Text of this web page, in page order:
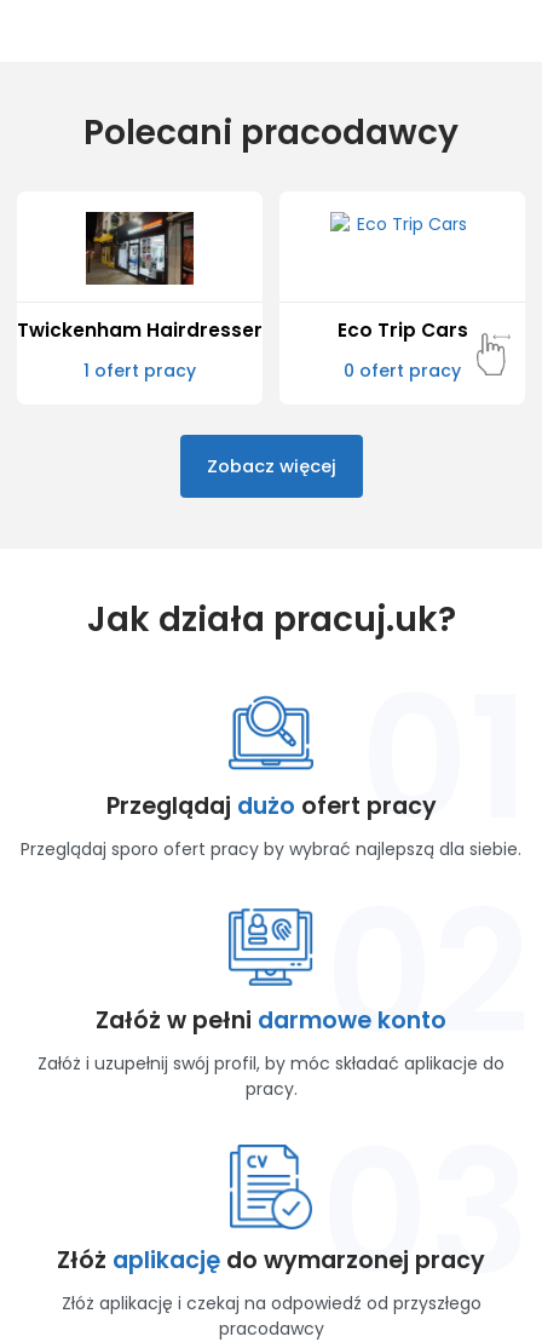
Polecani pracodawcy
Twickenham Hairdresser
1 ofert pracy
Eco Trip Cars
0 ofert pracy
Zobacz więcejPolecani pracodawcy
Jak działa pracuj.uk?
Przeglądaj dużo ofert pracy
Przeglądaj sporo ofert pracy by wybrać najlepszą dla siebie.
01
Załóż w pełni darmowe konto
Załóż i uzupełnij swój profil, by móc składać aplikacje do
pracy.
02
Złóż aplikację do wymarzonej pracy
Złóż aplikację i czekaj na odpowiedź od przyszłego
pracodawcy03